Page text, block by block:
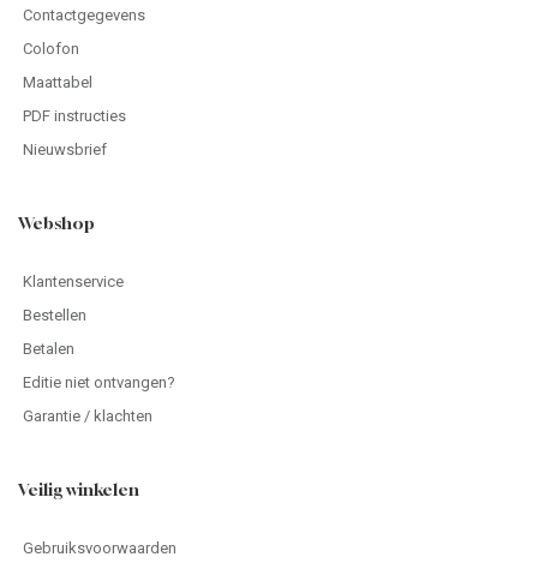
Contactgegevens
Colofon
Maattabel
PDF instructies
Nieuwsbrief
Webshop
Klantenservice
Bestellen
Betalen
Editie niet ontvangen?
Garantie / klachten
Veilig winkelen
Gebruiksvoorwaarden